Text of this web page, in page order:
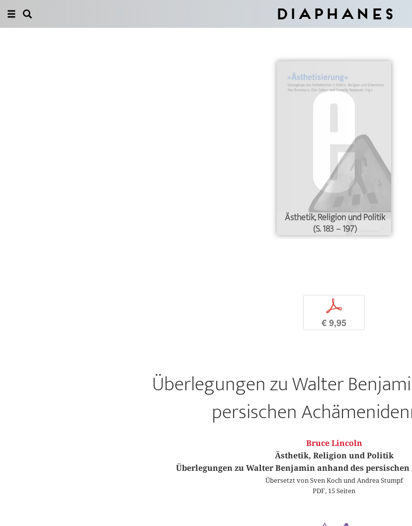
Diaphanes
Ästhetik, Religion und Politik
(S. 183 – 197)
p
€ 9,95
Überlegungen zu Walter
persischen
Bruce Lincoln
Ästhetik, Religion und Politik
Überlegungen zu Walter Benjamin anhand des
Übersetzt von Sven Koch und Andrea Stumpf
PDF, 15 Seiten